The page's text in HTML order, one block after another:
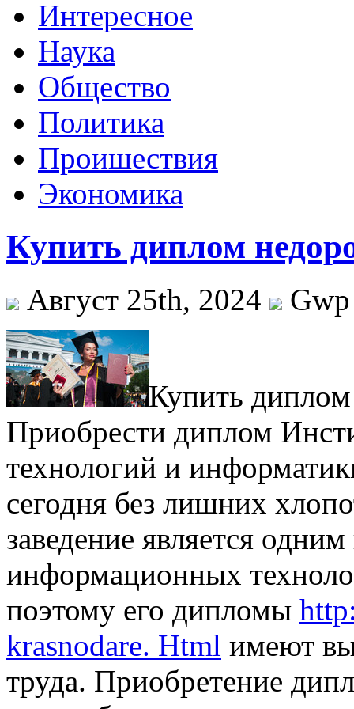
Интересное
Наука
Общество
Политика
Проишествия
Экономика
Купить диплом
Август 25th, 2024 Gwp
Купить
Приобрести диплом
технологий и
сегодня без лишних
заведение является
информационных
поэтому его дипломы
krasnodare. Html имеют
труда. Приобретение